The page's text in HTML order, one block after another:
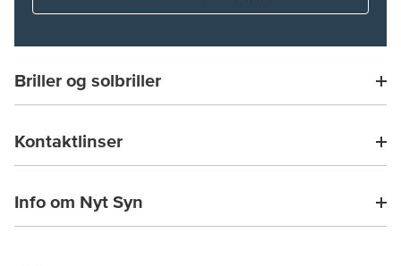
Briller og solbriller
Kontaktlinser
Info om Nyt Syn